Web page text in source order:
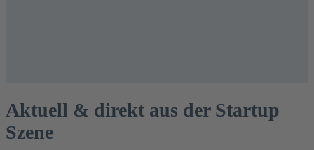
Aktuell & direkt aus der Startup
Szene